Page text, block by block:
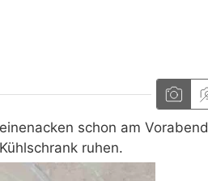
schon am Vorabend
ruhen.